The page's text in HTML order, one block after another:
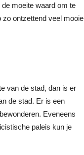
moeite waard om te
zo ontzettend veel mooie
van de stad, dan is er
de stad. Er is een
Eveneens
paleis kun je